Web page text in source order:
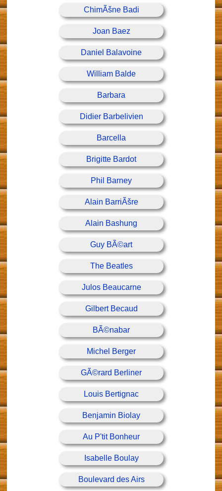
ChimÃšne Badi
Joan Baez
Daniel Balavoine
William Balde
Barbara
Didier Barbelivien
Barcella
Brigitte Bardot
Phil Barney
Alain BarriÃšre
Alain Bashung
Guy BÃ©art
The Beatles
Julos Beaucarne
Gilbert Becaud
BÃ©nabar
Michel Berger
GÃ©rard Berliner
Louis Bertignac
Benjamin Biolay
Au P'tit Bonheur
Isabelle Boulay
Boulevard des Airs